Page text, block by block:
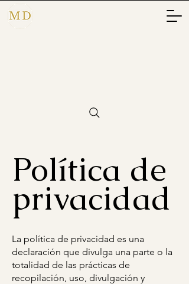
Política de
privacidad
La política de privacidad es una
declaración que divulga una parte o la
totalidad de las prácticas de
recopilación, uso, divulgación y